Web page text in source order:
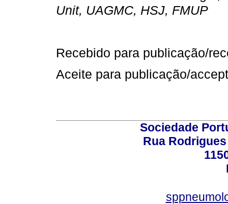
Unit, UAGMC, HSJ, FMUP
Recebido para publicação/
Aceite para publicação/
Sociedade
Rua Rodrigues